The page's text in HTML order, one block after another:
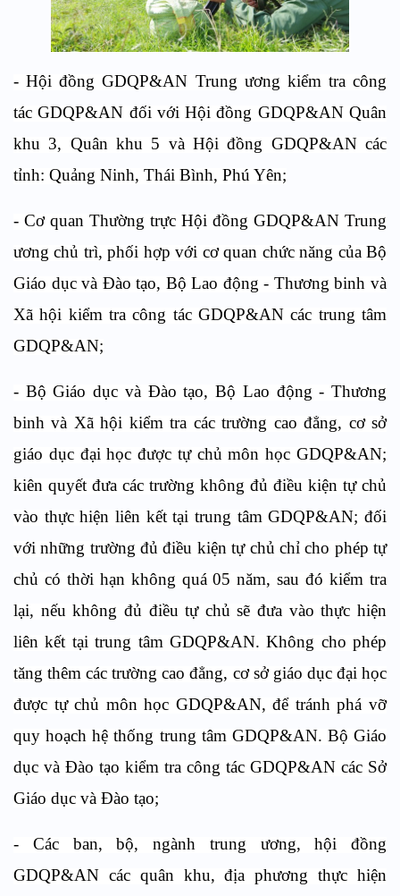
- Hội đồng GDQP&AN Trung ương kiểm tra công
tác GDQP&AN đối với Hội đồng GDQP&AN Quân
khu 3, Quân khu 5 và Hội đồng GDQP&AN các
tỉnh: Quảng Ninh, Thái Bình, Phú Yên;
- Cơ quan Thường trực Hội đồng GDQP&AN Trung
ương chủ trì, phối hợp với cơ quan chức năng của Bộ
Giáo dục và Đào tạo, Bộ Lao động - Thương binh và
Xã hội kiểm tra công tác GDQP&AN các trung tâm
GDQP&AN;
- Bộ Giáo dục và Đào tạo, Bộ Lao động - Thương
binh và Xã hội kiểm tra các trường cao đẳng, cơ sở
giáo dục đại học được tự chủ môn học GDQP&AN;
kiên quyết đưa các trường không đủ điều kiện tự chủ
vào thực hiện liên kết tại trung tâm GDQP&AN; đối
với những trường đủ điều kiện tự chủ chỉ cho phép tự
chủ có thời hạn không quá 05 năm, sau đó kiểm tra
lại, nếu không đủ điều tự chủ sẽ đưa vào thực hiện
liên kết tại trung tâm GDQP&AN. Không cho phép
tăng thêm các trường cao đẳng, cơ sở giáo dục đại học
được tự chủ môn học GDQP&AN, để tránh phá vỡ
quy hoạch hệ thống trung tâm GDQP&AN. Bộ Giáo
dục và Đào tạo kiểm tra công tác GDQP&AN các Sở
Giáo dục và Đào tạo;
- Các ban, bộ, ngành trung ương, hội đồng
GDQP&AN các quân khu, địa phương thực hiện